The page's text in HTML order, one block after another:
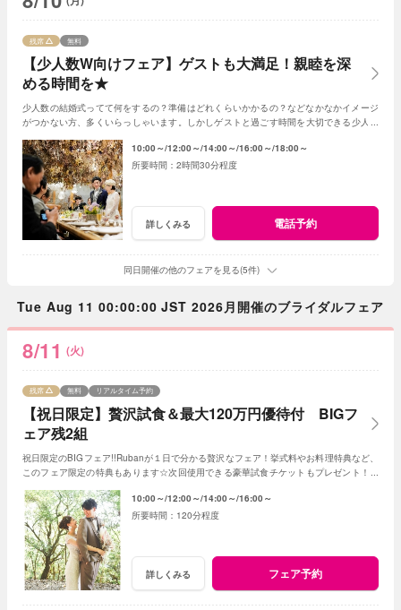
【少人数W向けフェア】ゲストも大満足！親睦を深
める時間を★
残席 無料
少人数の結婚式ってて何をするの？準備はどれくらいかかるの？などなかなかイメージ
がつかない方、多くいらっしゃいます。しかしゲストと過ごす時間を大切できる少人数
10:00～ 12:00～ 14:00～ 16:00～ 18:00～
2時間30分程度
詳しくみる 電話予約
同日開催の他のフェアを見る(5件)
Tue Aug 11 00:00:00 JST 2026月開催のブライダルフェア
8/11 (火)
【祝日限定】贅沢試食＆最大120万円優待付 BIGフ
ェア残2組
残席 無料 リアルタイム予約
祝日限定のBIGフェア!!Rubanが１日で分かる贅沢なフェア！挙式料やお料理特典など、
このフェア限定の特典もあります☆次回使用できる豪華試食チケットもプレゼント！限
10:00～ 12:00～ 14:00～ 16:00～
120分程度
詳しくみる フェア予約